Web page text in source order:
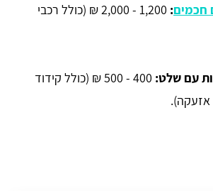
חכמים:
1,200 - 2,000 ₪ (כולל רכבי
עם שלט:
400 - 500 ₪ (כולל קידוד
אזעקה).